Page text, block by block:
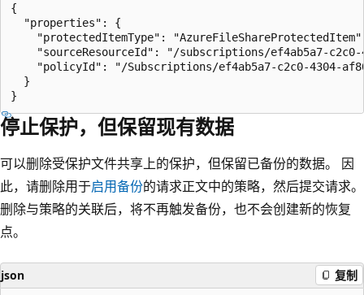
{
  "properties": {
"protectedItemType":
"sourceResourceId": "/subscriptions/ef4ab5a7-
"policyId": "/Subscriptions/ef4ab5a7-c2c0-4304-
  }
停止保护，但保留现有数据
可以删除受保护文件共享上的保护，但保留已备份的数据。 因
此，请删除用于启用备份的请求正文中的策略，然后提交请求。
删除与策略的关联后，将不再触发备份，也不会创建新的恢复
点。
json 复制